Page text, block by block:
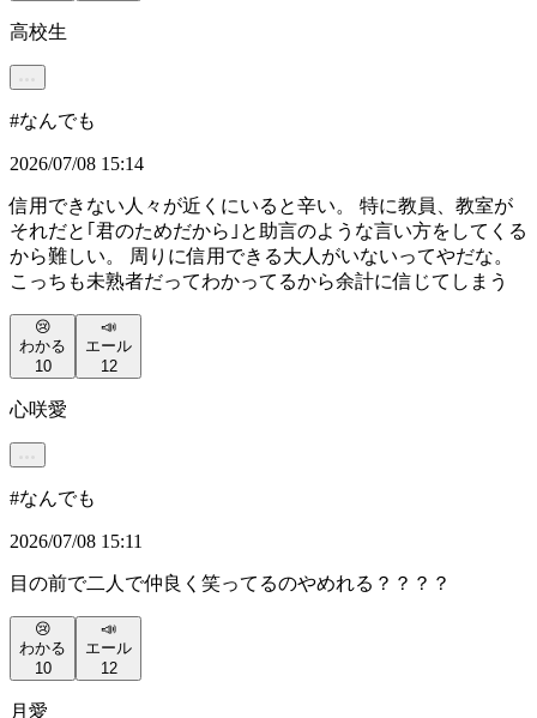
高校生
#なんでも
2026/07/08 15:14
信用できない人々が近くにいると辛い。 特に教員、教室が
それだと｢君のためだから｣と助言のような言い方をしてくる
から難しい。 周りに信用できる大人がいないってやだな。
こっちも未熟者だってわかってるから余計に信じてしまう
😢
わかる
10
📣
エール
12
心咲愛
#なんでも
2026/07/08 15:11
目の前で二人で仲良く笑ってるのやめれる？？？？
😢
わかる
10
📣
エール
12
月愛